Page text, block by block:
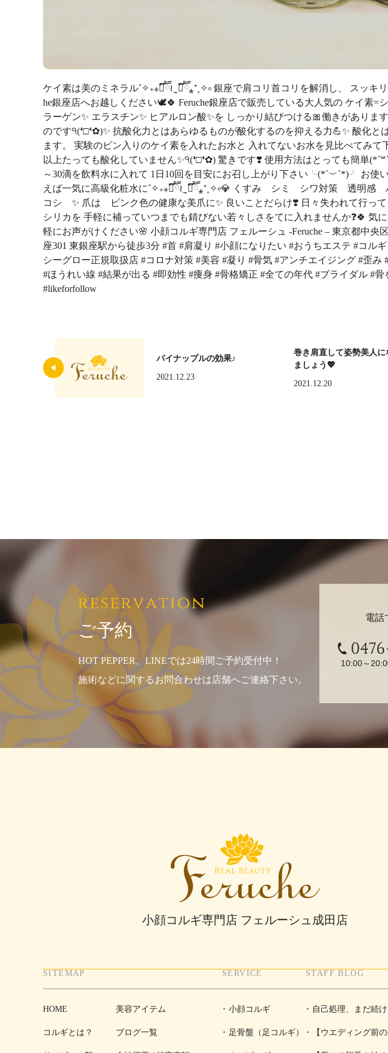
ケイ素は美のミネラル˚✧₊⁎❝᷀ົཽ≀ˍ̮ ❝᷀ົཽ⁎⁺˳✧༚ 銀座で肩コリ首コリを解消し、 スッキ
he銀座店へお越しください🕊🍀 Feruche銀座店で販売している大人気の ケイ素=
ラーゲン✨ エラスチン✨ ヒアルロン酸✨を しっかり結びつける🎀働きがありま
のです੧(❛□❛✿)✨ 抗酸化力とはあらゆるものが酸化するのを抑える力💪✨ 酸化と
ます。 実験のピン入りのケイ素を入れたお水と 入れてないお水を見比べてみて
以上たっても酸化していません✨੧(❛□❛✿) 驚きです❣️ 使用方法はとっても簡単
～30滴を飲料水に入れて 1日10回を目安にお召し上がり下さい╰(*´︶`*)╯ お使
えば一気に高級化粧水に˚✧₊⁎❝᷀ົཽ≀ˍ̮ ❝᷀ົཽ⁎⁺˳✧༚💎 くすみ シミ シワ対策 透明感
コシ ✨ 爪は ピンク色の健康な美爪に✨ 良いことだらけ❣️ 日々失われて行って
シリカを 手軽に補っていつまでも錆びない若々しさをてに入れませんか❓🍀 気
軽にお声がけください🌸 小顔コルギ専門店 フェルーシュ -Feruche – 東京都中央
座301 東銀座駅から徒歩3分 #首 #肩凝り #小顔になりたい #おうちエステ #コル
シーグロー正規取扱店 #コロナ対策 #美容 #凝り #骨気 #アンチエイジング #歪み
#ほうれい線 #結果が出る #即効性 #痩身 #骨格矯正 #全ての年代 #ブライダル #
#likeforfollow
パイナップルの効果♪
2021.12.23
巻き肩直して姿勢美人に
ましょう💖
2021.12.20
ご予約
HOT PEPPER、LINEでは24時間ご予約受付中！
施術などに関するお問合わせは店舗へご連絡下さい。
電話
10:00～
小顔コルギ専門店 フェルーシュ成田店
SITEMAP
HOME
コルギとは？
美容アイテム
ブログ一覧
SERVICE
小顔コルギ
足骨盤（足コルギ）
STAFF BLOG
自己処理、まだ続
こそ脱毛を始めるチ
【ウエディング前